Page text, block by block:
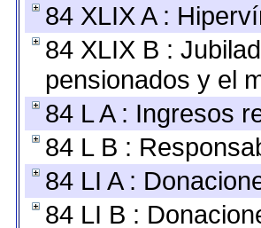
84 XLIX A :
84 XLIX B :
pensionados y el
84 L A : Ingresos
84 L B :
84 LI A :
84 LI B :